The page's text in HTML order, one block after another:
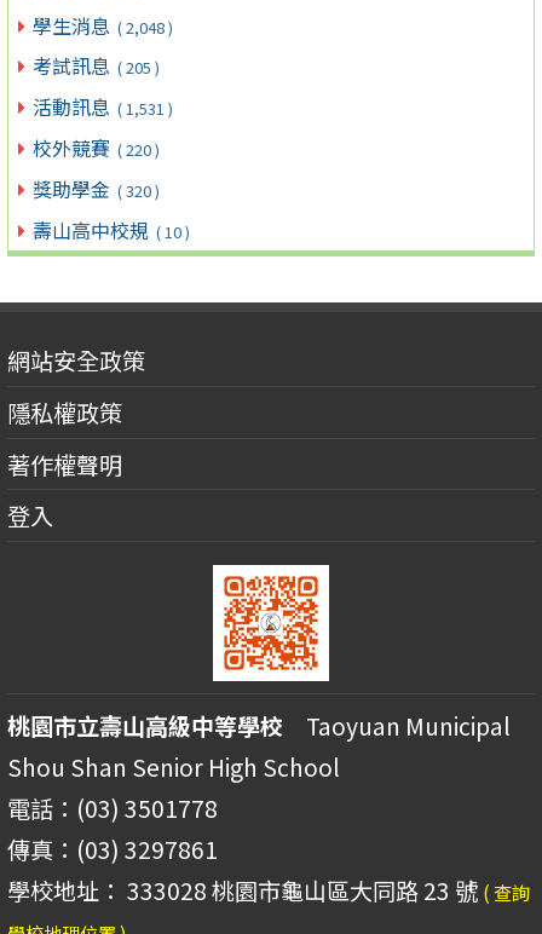
學生消息 ( 2,048 )
考試訊息 ( 205 )
活動訊息 ( 1,531 )
校外競賽 ( 220 )
獎助學金 ( 320 )
壽山高中校規 ( 10 )
網站安全政策
隱私權政策
著作權聲明
登入
桃園市立壽山高級中等學校 Taoyuan Municipal
Shou Shan Senior High School
電話：(03) 3501778
傳真：(03) 3297861
學校地址： 333028 桃園市龜山區大同路 23 號 ( 查詢